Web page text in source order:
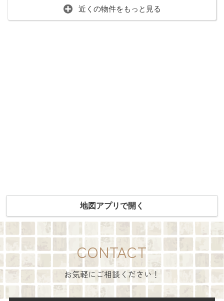
近くの物件をもっと見る
地図アプリで開く
CONTACT
お気軽にご相談ください！